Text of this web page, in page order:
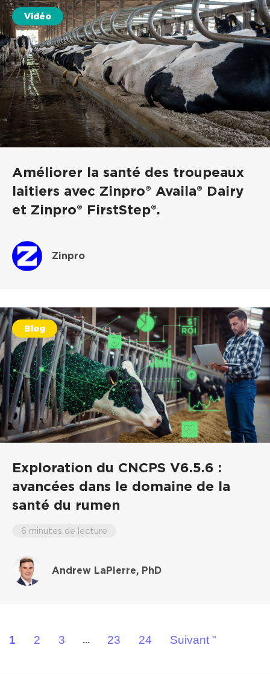
Vidéo
Améliorer la santé des troupeaux
laitiers avec Zinpro® Availa® Dairy
et Zinpro® FirstStep®.
Zinpro
Blog
Exploration du CNCPS V6.5.6 :
avancées dans le domaine de la
santé du rumen
6 minutes de lecture
Andrew LaPierre, PhD
1 2 3 ... 23 24 Suivant "